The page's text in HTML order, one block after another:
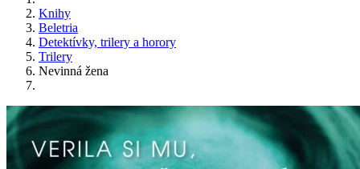
Knihy
Beletria
Detektívky, trilery a horory
Trilery
Nevinná žena